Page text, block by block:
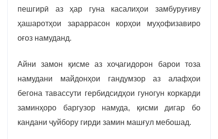
пешгирӣ аз ҳар гуна касалиҳои замбуруғиву
ҳашаротҳои зараррасон корҳои муҳофизавиро
оғоз намуданд.
Айни замон қисме аз хоҷагидорон барои тоза
намудани майдонҳои гандумзор аз алафҳои
бегона тавассути гербидсидҳои гуногун коркарди
заминҳоро баргузор намуда, қисми дигар бо
кандани ҷуйбору гирди замин машғул мебошад.